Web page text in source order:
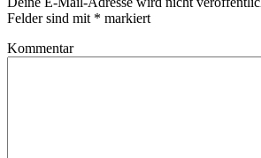
Felder sind mit * markiert
Kommentar